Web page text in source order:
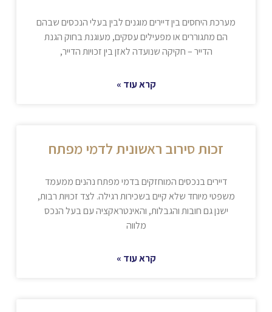
מערכת היחסים בין דיירים מוגנים לבין בעלי הנכסים שבהם
הם מתגוררים או מפעילים עסקים, מעוגנת בחוק הגנת
הדייר – חקיקה שנועדה לאזן בין זכויות הדייר,
קרא עוד »
זכות סירוב ראשונית לדמי מפתח
דיירים בנכסים המוחזקים בדמי מפתח נהנים ממעמד
משפטי מיוחד שלא קיים בשכירות רגילה. לצד זכויות רבות,
ישנן גם חובות והגבלות, והאינטראקציה עם בעל הנכס
מלווה
קרא עוד »